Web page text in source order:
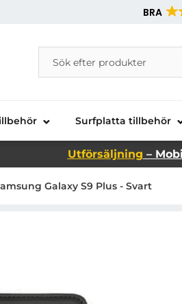
BRA
Telecom AB
Sök
Sök på Danira Telecom AB
Surfplatta tillbehör
Utförsäljning –
Galaxy S9 Plus - Svart